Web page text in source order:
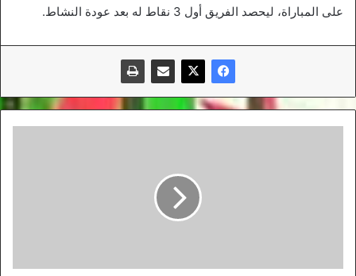
على المباراة، ليحصد الفريق أول 3 نقاط له بعد عودة النشاط.